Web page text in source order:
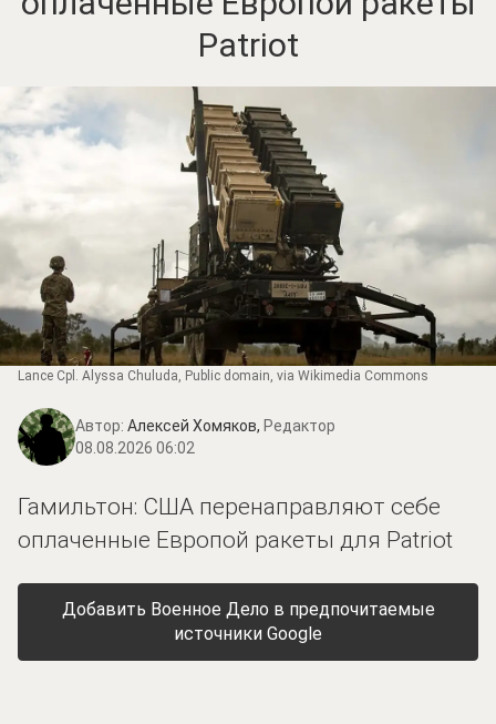
Patriot
Lance Cpl. Alyssa Chuluda, Public domain, via Wikimedia Commons
Автор: Алексей Хомяков, Редактор
08.08.2026 06:02
Гамильтон: США перенаправляют себе
оплаченные Европой ракеты для Patriot
Добавить Военное Дело в предпочитаемые
источники Google